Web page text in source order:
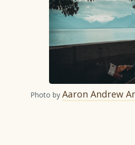
Photo by Aaron Andrew